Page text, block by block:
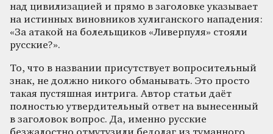
над цивилизацией и прямо в заголовке указывает
на истинных виновников хулиганского нападения:
«За атакой на болельщиков «Ливерпуля» стояли
русские?».
То, что в названии присутствует вопросительный
знак, не должно никого обманывать. Это просто
такая пустяшная интрига. Автор статьи даёт
полностью утвердительный ответ на вынесенный
в заголовок вопрос. Да, именно русские